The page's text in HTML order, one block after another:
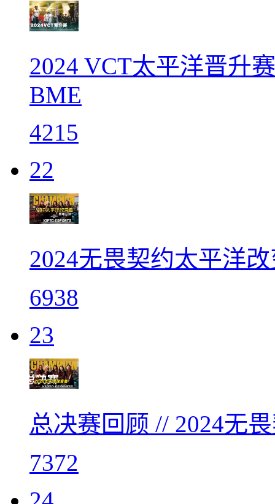
2024 VCT太平洋晋升
BME
4215
22
2024无畏契约太平洋
6938
23
总决赛回顾 // 2024无
7372